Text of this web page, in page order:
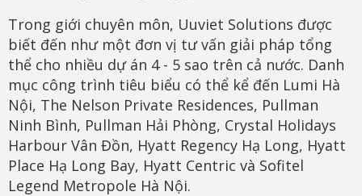
Trong giới chuyên môn, Uuviet Solutions được
biết đến như một đơn vị tư vấn giải pháp tổng
thể cho nhiều dự án 4 - 5 sao trên cả nước. Danh
mục công trình tiêu biểu có thể kể đến Lumi Hà
Nội, The Nelson Private Residences, Pullman
Ninh Bình, Pullman Hải Phòng, Crystal Holidays
Harbour Vân Đồn, Hyatt Regency Hạ Long, Hyatt
Place Hạ Long Bay, Hyatt Centric và Sofitel
Legend Metropole Hà Nội.